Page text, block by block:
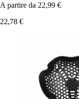
A partire da 22,99 €
22,78 €